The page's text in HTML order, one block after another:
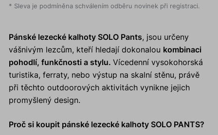
* Sleva je podmíněna schválením odběru novinek při registraci.
Pánské lezecké kalhoty SOLO Pants, jsou určeny
vášnivým lezcům, kteří hledají dokonalou kombinaci
pohodlí, funkčnosti a stylu. Vícedenní vysokohorská
turistika, ferraty, nebo výstup na skalní stěnu, právě
při těchto outdoorových aktivitách vynikne jejich
promyšlený design.
Proč si koupit pánské lezecké kalhoty SOLO PANTS?